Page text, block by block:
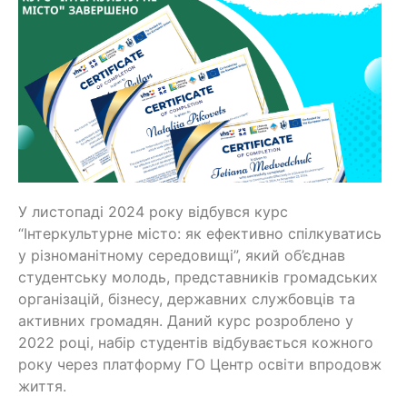
У листопаді 2024 року відбувся курс
“Інтеркультурне місто: як ефективно спілкуватись
у різноманітному середовищі”, який об’єднав
студентську молодь, представників громадських
організацій, бізнесу, державних службовців та
активних громадян. Даний курс розроблено у
2022 році, набір студентів відбувається кожного
року через платформу ГО Центр освіти впродовж
життя.